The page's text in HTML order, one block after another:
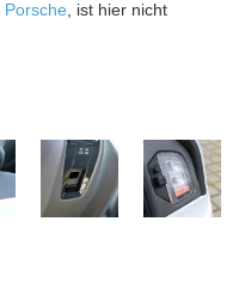
Porsche, ist hier nicht